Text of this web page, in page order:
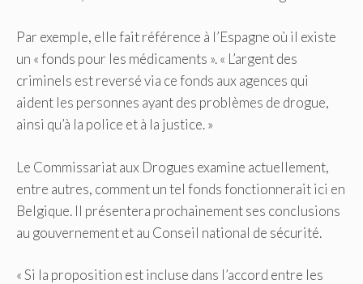
Par exemple, elle fait référence à l’Espagne où il existe
un « fonds pour les médicaments ». « L’argent des
criminels est reversé via ce fonds aux agences qui
aident les personnes ayant des problèmes de drogue,
ainsi qu’à la police et à la justice. »
Le Commissariat aux Drogues examine actuellement,
entre autres, comment un tel fonds fonctionnerait ici en
Belgique. Il présentera prochainement ses conclusions
au gouvernement et au Conseil national de sécurité.
« Si la proposition est incluse dans l’accord entre les